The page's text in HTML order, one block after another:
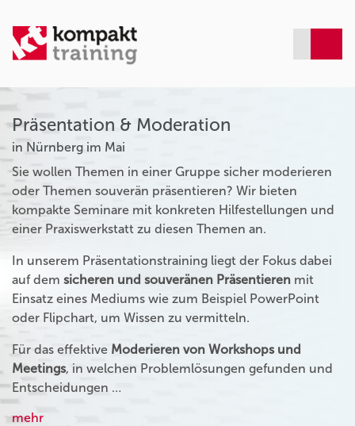
Präsentation & Moderation
in Nürnberg im Mai
Sie wollen Themen in einer Gruppe sicher moderieren
oder Themen souverän präsentieren? Wir bieten
kompakte Seminare mit konkreten Hilfestellungen und
einer Praxiswerkstatt zu diesen Themen an.
In unserem Präsentationstraining liegt der Fokus dabei
auf dem sicheren und souveränen Präsentieren mit
Einsatz eines Mediums wie zum Beispiel PowerPoint
oder Flipchart, um Wissen zu vermitteln.
Für das effektive Moderieren von Workshops und
Meetings, in welchen Problemlösungen gefunden und
Entscheidungen …
mehr